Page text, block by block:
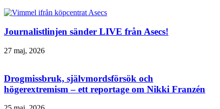
Journalistlinjen sänder LIVE från Asecs!
27 maj, 2026
Drogmissbruk, självmordsförsök och
högerextremism – ett reportage om Nikki Franzén